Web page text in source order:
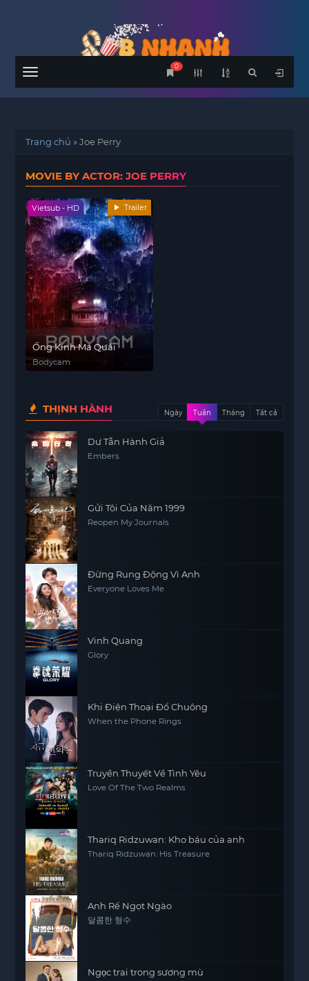
Menu
0
Trang chủ »Joe Perry
MOVIE BY ACTOR: JOE PERRY
Vietsub - HD Trailer
Ống Kính Ma Quái
Bodycam
THỊNH HÀNH Ngày Tuần Tháng Tất cả
Dư Tẫn Hành Giả
Embers
Gửi Tôi Của Năm 1999
Reopen My Journals
Đừng Rung Động Vì Anh
Everyone Loves Me
Vinh Quang
Glory
Khi Điện Thoại Đổ Chuông
When the Phone Rings
Truyền Thuyết Về Tình Yêu
Love Of The Two Realms
Thariq Ridzuwan: Kho báu của anh
Thariq Ridzuwan: His Treasure
Anh Rể Ngọt Ngào
달콤한 형수
Ngọc trai trong sương mù